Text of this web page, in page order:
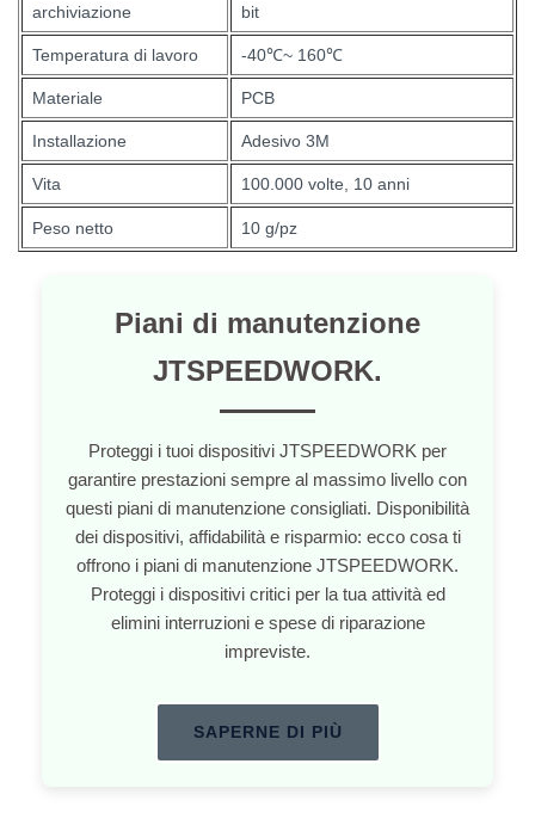
archiviazione
bit
Temperatura di lavoro -40℃~ 160℃
Materiale PCB
Installazione Adesivo 3M
Vita 100.000 volte, 10 anni
Peso netto 10 g/pz
Piani di manutenzione
JTSPEEDWORK.
Proteggi i tuoi dispositivi JTSPEEDWORK per
garantire prestazioni sempre al massimo livello con
questi piani di manutenzione consigliati. Disponibilità
dei dispositivi, affidabilità e risparmio: ecco cosa ti
offrono i piani di manutenzione JTSPEEDWORK.
Proteggi i dispositivi critici per la tua attività ed
elimini interruzioni e spese di riparazione
impreviste.
SAPERNE DI PIÙ